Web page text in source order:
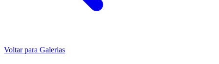
Voltar para Galerias